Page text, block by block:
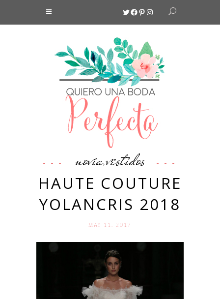
Twitter
Facebook
Pinterest
Instagram
novia,vestidos
HAUTE COUTURE
YOLANCRIS 2018
MAY 11. 2017